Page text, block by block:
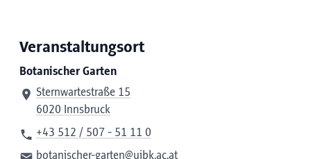
Veranstaltungsort
Botanischer Garten
Sternwartestraße 15
6020 Innsbruck
+43 512 / 507 - 51 11 0
botanischer-garten@uibk.ac.at